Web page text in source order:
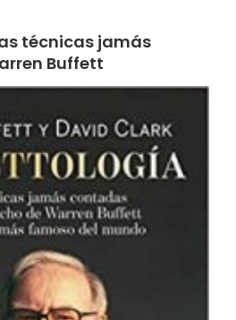
técnicas jamás
Buffett